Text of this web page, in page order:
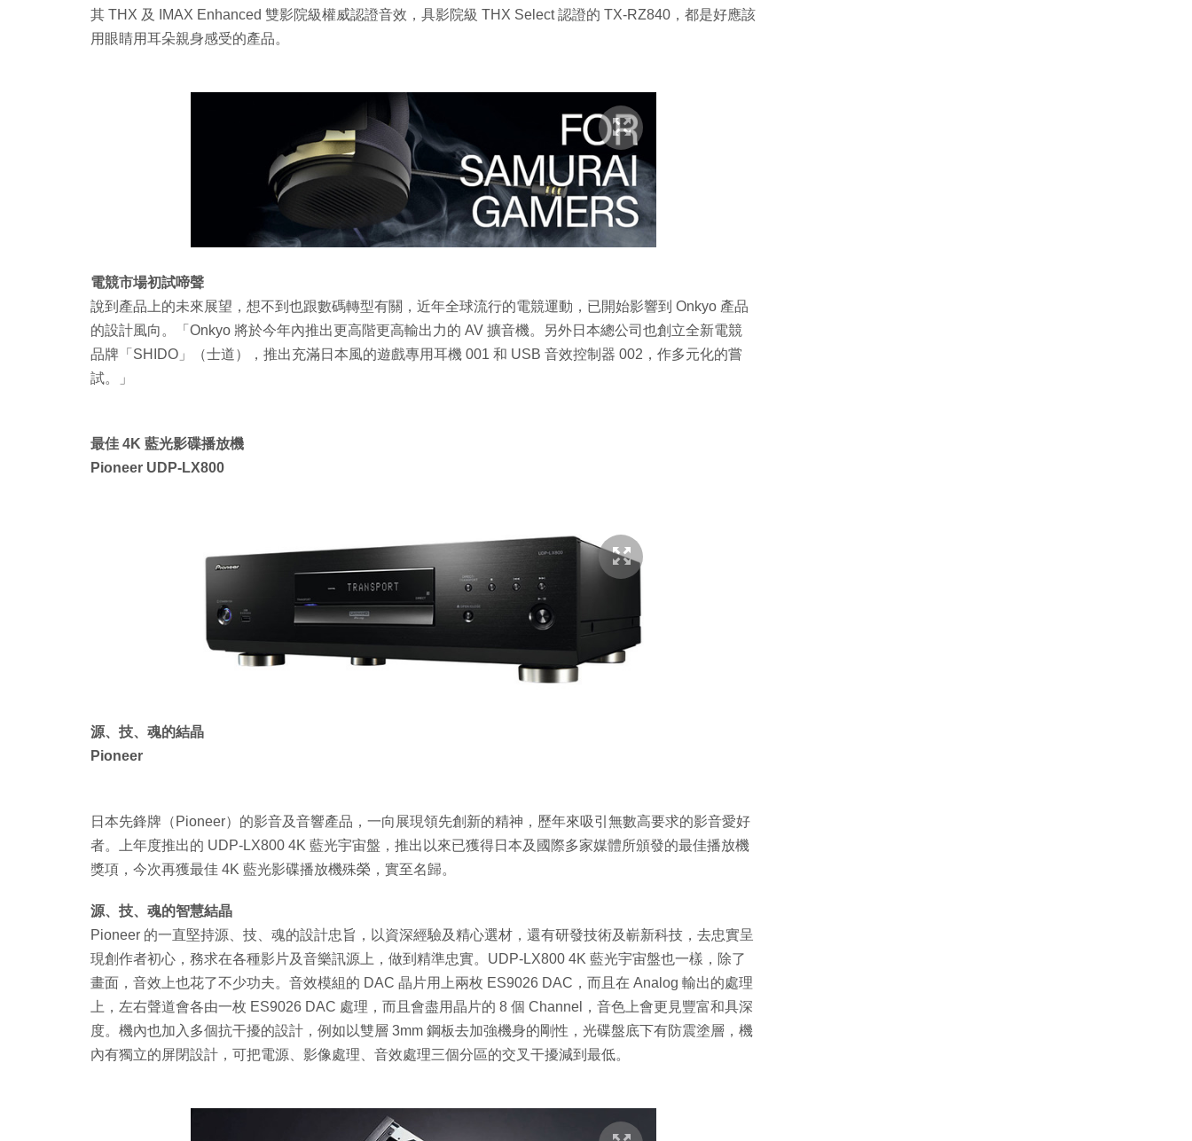
其 THX 及 IMAX Enhanced 雙影院級權威認證音效，具影院級 THX Select 認證的 TX-RZ840，都是好應該
用眼睛用耳朵親身感受的產品。
電競市場初試啼聲
說到產品上的未來展望，想不到也跟數碼轉型有關，近年全球流行的電競運動，已開始影響到 Onkyo 產品
的設計風向。「Onkyo 將於今年內推出更高階更高輸出力的 AV 擴音機。另外日本總公司也創立全新電競
品牌「SHIDO」（士道），推出充滿日本風的遊戲專用耳機 001 和 USB 音效控制器 002，作多元化的嘗
試。」
最佳 4K 藍光影碟播放機
Pioneer UDP-LX800
源、技、魂的結晶
Pioneer
日本先鋒牌（Pioneer）的影音及音響產品，一向展現領先創新的精神，歷年來吸引無數高要求的影音愛好
者。上年度推出的 UDP-LX800 4K 藍光宇宙盤，推出以來已獲得日本及國際多家媒體所頒發的最佳播放機
獎項，今次再獲最佳 4K 藍光影碟播放機殊榮，實至名歸。
源、技、魂的智慧結晶
Pioneer 的一直堅持源、技、魂的設計忠旨，以資深經驗及精心選材，還有研發技術及嶄新科技，去忠實呈
現創作者初心，務求在各種影片及音樂訊源上，做到精準忠實。UDP-LX800 4K 藍光宇宙盤也一樣，除了
畫面，音效上也花了不少功夫。音效模組的 DAC 晶片用上兩枚 ES9026 DAC，而且在 Analog 輸出的處理
上，左右聲道會各由一枚 ES9026 DAC 處理，而且會盡用晶片的 8 個 Channel，音色上會更見豐富和具深
度。機內也加入多個抗干擾的設計，例如以雙層 3mm 鋼板去加強機身的剛性，光碟盤底下有防震塗層，機
內有獨立的屏閉設計，可把電源、影像處理、音效處理三個分區的交叉干擾減到最低。